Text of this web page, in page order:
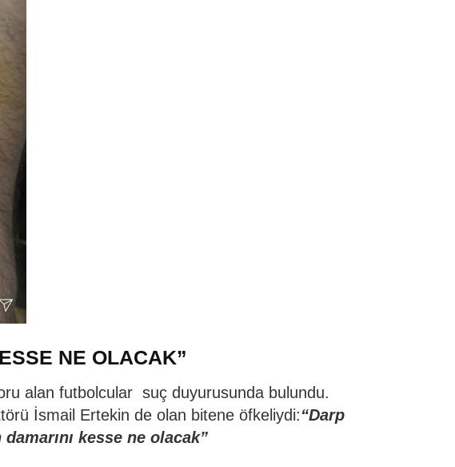
NE OLACAK”
alan futbolcular suç duyurusunda bulundu.
İsmail Ertekin de olan bitene öfkeliydi:“Darp
kesse ne olacak”